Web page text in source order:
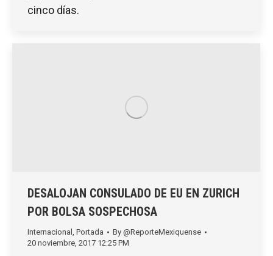
cinco días.
DESALOJAN CONSULADO DE EU EN ZURICH
POR BOLSA SOSPECHOSA
Internacional , Portada By @ReporteMexiquense
20 noviembre, 2017 12:25 PM